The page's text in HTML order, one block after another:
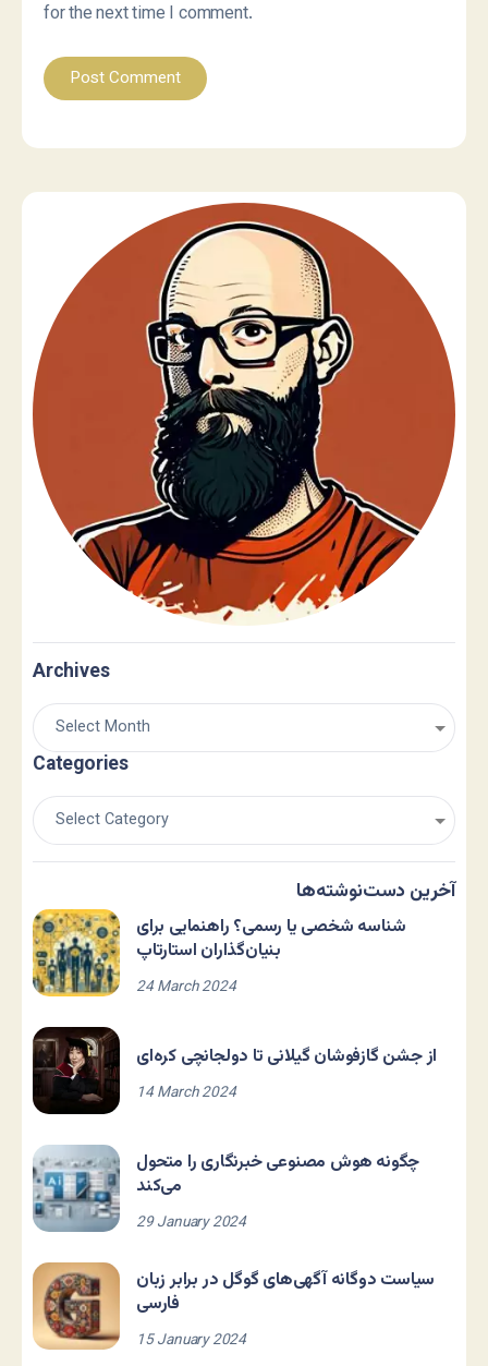
for the next time I comment.
Archives
Categories
آخرین دست‌نوشته‌ها
شناسه شخصی یا رسمی؟ راهنمایی برای
بنیان‌گذاران استارتاپ
24 March 2024
از جشن گازفوشان گیلانی تا دولجانچی کره‌ای
14 March 2024
چگونه هوش مصنوعی خبرنگاری را متحول
می‌کند
29 January 2024
سیاست دوگانه آگهی‌های گوگل در برابر زبان
فارسی
15 January 2024